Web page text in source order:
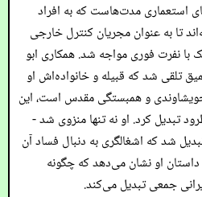
استعماری مدت‌هاست که به افراد
تا به عنوان مجریان کنترل خارجی
با نفرت فوری مواجه شد. همکاری ابو
تلقی شد که قبیله و خانواده‌اش او
و همبستگی مقدس است، این
تبدیل کرد. او نه تنها منزوی شد -
شد که اشغالگری به دنبال فساد آن
او نشان می‌دهد که چگونه
جمعی تبدیل می‌کند.